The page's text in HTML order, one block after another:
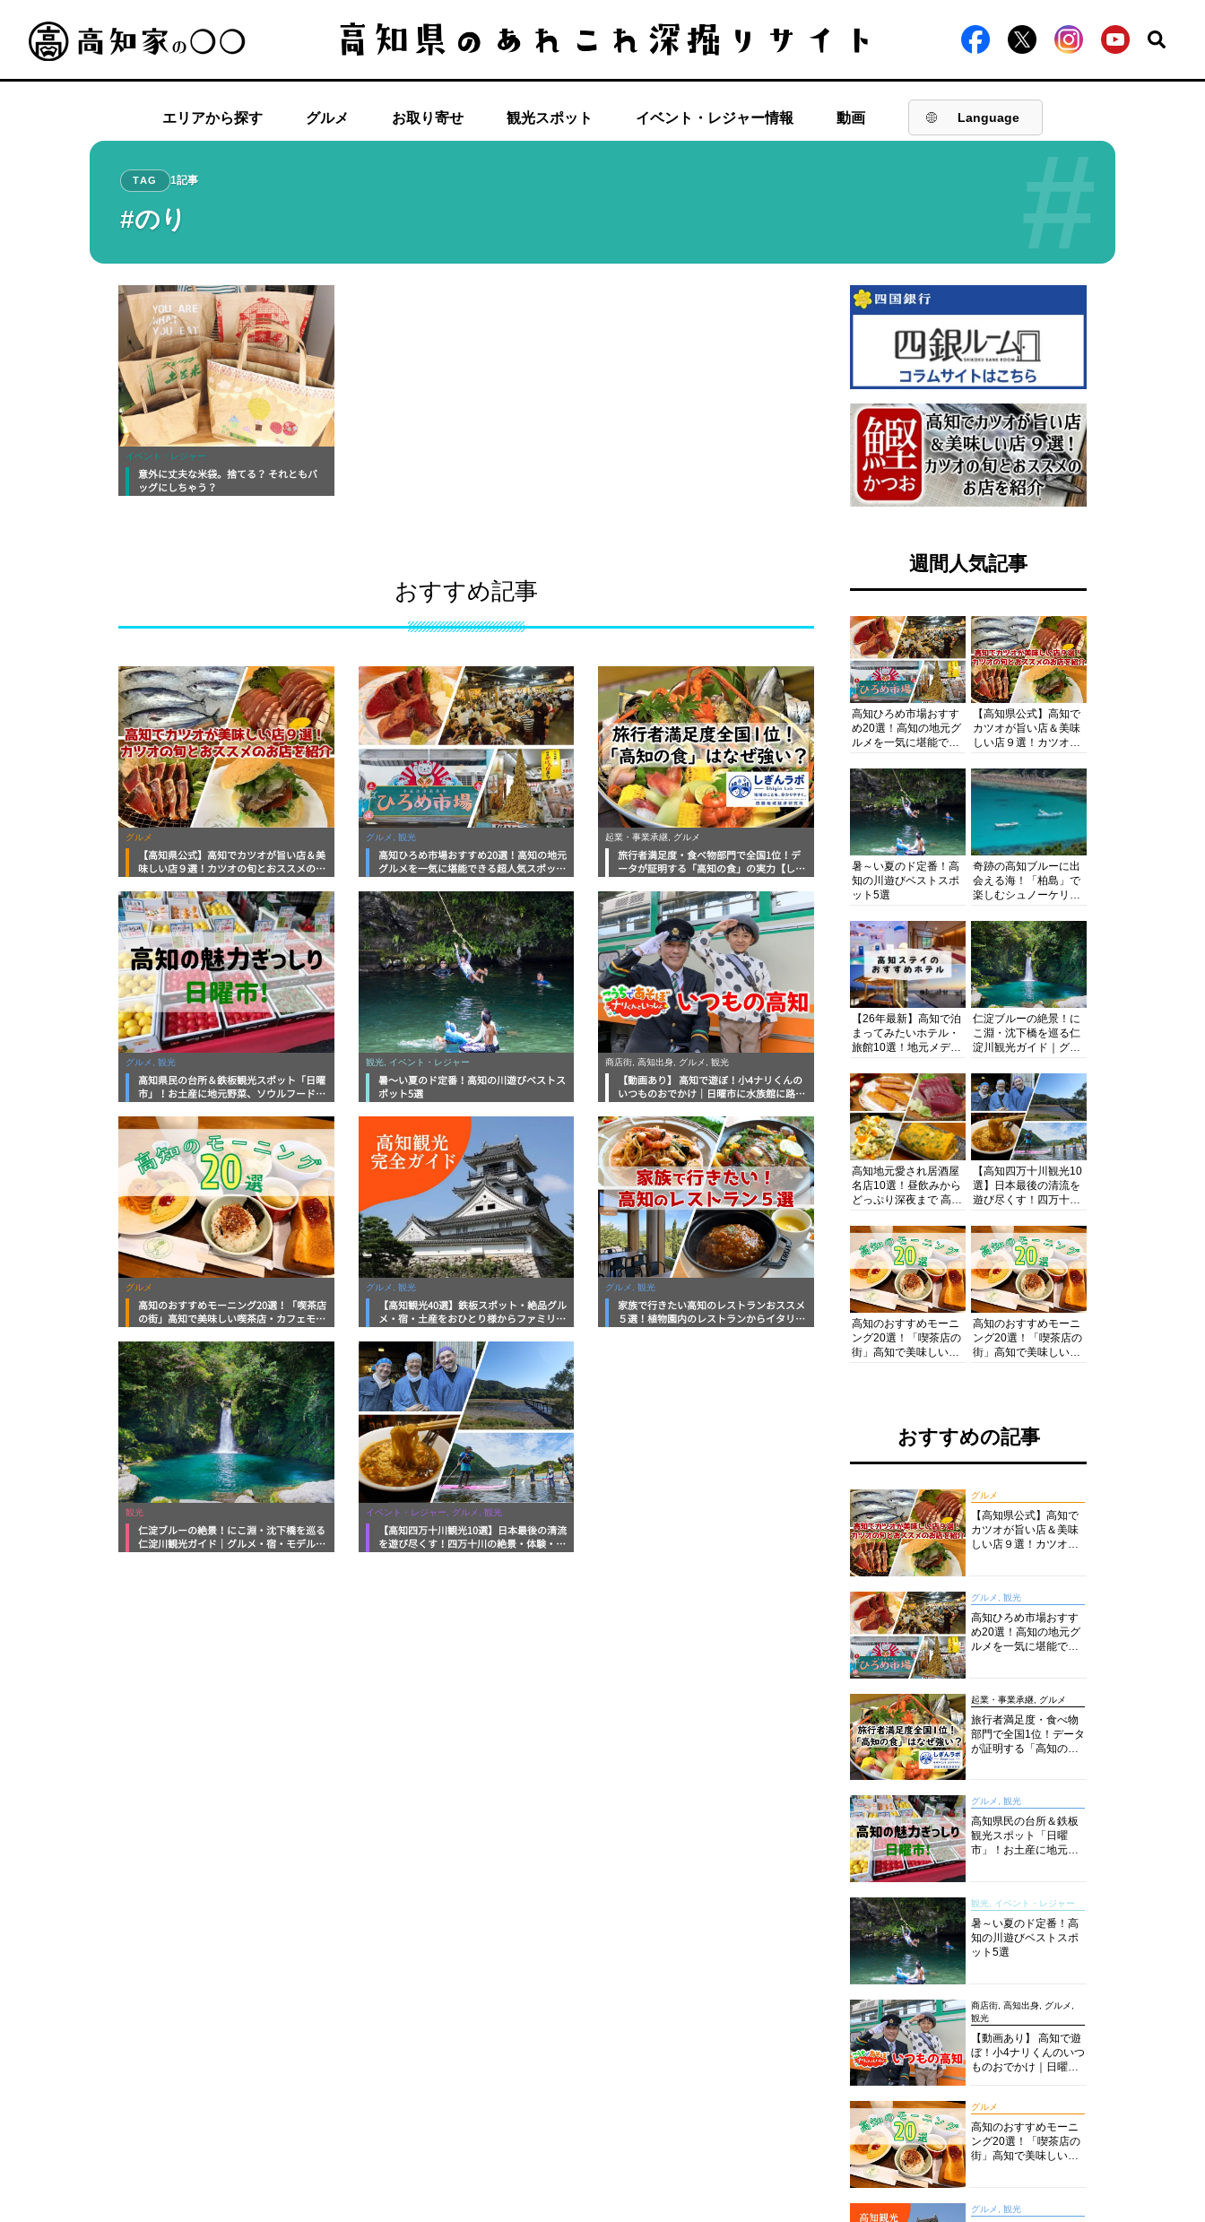
エリアから探す グルメ お取り寄せ 観光スポット イベント・レジャー情報 動画 Language
#
TAG 1記事
#のり
イベント・レジャー
意外に丈夫な米袋。捨てる？ それともバ
ッグにしちゃう？
おすすめ記事
グルメ
【高知県公式】高知でカツオが旨い店＆美
味しい店９選！カツオの旬とおススメのお
グルメ, 観光
高知ひろめ市場おすすめ20選！高知の地元
グルメを一気に堪能できる超人気スポット
起業・事業承継, グルメ
旅行者満足度・食べ物部門で全国1位！デ
ータが証明する「高知の食」の実力【しぎ
グルメ, 観光
高知県民の台所＆鉄板観光スポット「日曜
市」！お土産に地元野菜、ソウルフードま
底解説！
観光, イベント・レジャー
暑～い夏のド定番！高知の川遊びベストス
ポット5選
商店街, 高知出身, グルメ, 観光
【動画あり】 高知で遊ぼ！小4ナリくんの
いつものおでかけ｜日曜市に水族館に路面
グルメ
高知のおすすめモーニング20選！「喫茶店
の街」高知で美味しい喫茶店・カフェモー
グルメ, 観光
【高知観光40選】鉄板スポット・絶品グル
メ・宿・土産をおひとり様からファミリー
グルメ, 観光
家族で行きたい高知のレストランおススメ
５選！植物園内のレストランからイタリア
観光
仁淀ブルーの絶景！にこ淵・沈下橋を巡る
仁淀川観光ガイド｜グルメ・宿・モデルコ
イベント・レジャー, グルメ, 観光
【高知四万十川観光10選】日本最後の清流
を遊び尽くす！四万十川の絶景・体験・グ
週間人気記事
高知ひろめ市場おすす
め20選！高知の地元グ
ルメを一気に堪能でき
底解剖
【高知県公式】高知で
カツオが旨い店＆美味
しい店９選！カツオの
紹介
暑～い夏のド定番！高
知の川遊びベストスポ
ット5選
奇跡の高知ブルーに出
会える海！「柏島」で
楽しむシュノーケリン
浴にキャンプまで透明
度抜群の海の楽園を徹
底紹介
【26年最新】高知で泊
まってみたいホテル・
旅館10選！地元メディ
厳選
仁淀ブルーの絶景！に
こ淵・沈下橋を巡る仁
淀川観光ガイド｜グル
まで完全網羅！
高知地元愛され居酒屋
名店10選！昼飲みから
どっぷり深夜まで 高知
知グルメPro】
【高知四万十川観光10
選】日本最後の清流を
遊び尽くす！四万十川
を網羅したおすすめガ
イド
高知のおすすめモーニ
ング20選！「喫茶店の
街」高知で美味しい喫
高知のおすすめモーニ
ング20選！「喫茶店の
街」高知で美味しい喫
おすすめの記事
グルメ
【高知県公式】高知で
カツオが旨い店＆美味
しい店９選！カツオの
グルメ, 観光
高知ひろめ市場おすす
め20選！高知の地元グ
ルメを一気に堪能でき
起業・事業承継, グルメ
旅行者満足度・食べ物
部門で全国1位！データ
が証明する「高知の
グルメ, 観光
高知県民の台所＆鉄板
観光スポット「日曜
市」！お土産に地元野
説！
観光, イベント・レジャー
暑～い夏のド定番！高
知の川遊びベストスポ
ット5選
商店街, 高知出身, グルメ,
観光
【動画あり】 高知で遊
ぼ！小4ナリくんのいつ
ものおでかけ｜日曜市
グルメ
高知のおすすめモーニ
ング20選！「喫茶店の
街」高知で美味しい喫
グルメ, 観光